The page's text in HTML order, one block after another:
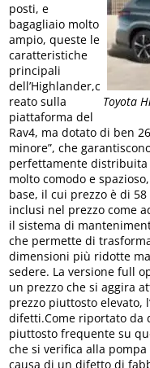
Toyota
posti, e
bagagliaio molto
ampio, queste le
caratteristiche
principali
dell’Highlander,c
reato sulla
piattaforma del
Rav4, ma dotato di ben
minore”, che
perfettamente distribuita
molto comodo e
base, il cui prezzo è di
inclusi nel prezzo come
il sistema di
che permette di
dimensioni più ridotte
sedere. La versione full
un prezzo che si aggira
prezzo piuttosto elevato,
difetti.Come riportato
piuttosto frequente su
che si verifica alla
causa di un difetto di